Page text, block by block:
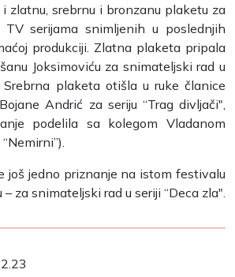
zlatnu, srebrnu i bronzanu plaketu za
serijama snimljenih u poslednjih
produkciji. Zlatna plaketa pripala
Joksimoviću za snimateljski rad u
Srebrna plaketa otišla u ruke članice
Andrić za seriju “Trag divljači″,
podelila sa kolegom Vladanom
još jedno priznanje na istom festivalu
za snimateljski rad u seriji “Deca zla″.